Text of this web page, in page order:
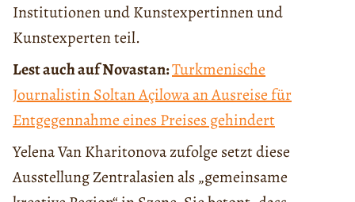
Institutionen und Kunstexpertinnen und
Kunstexperten teil.
Lest auch auf Novastan:Turkmenische
Journalistin Soltan Açilowa an Ausreise für
Entgegennahme eines Preises gehindert
Yelena Van Kharitonova zufolge setzt diese
Ausstellung Zentralasien als „gemeinsame